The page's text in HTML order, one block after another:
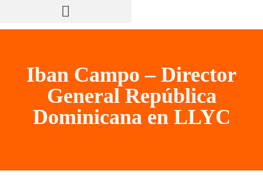
Iban Campo – Director
General República
Dominicana en LLYC